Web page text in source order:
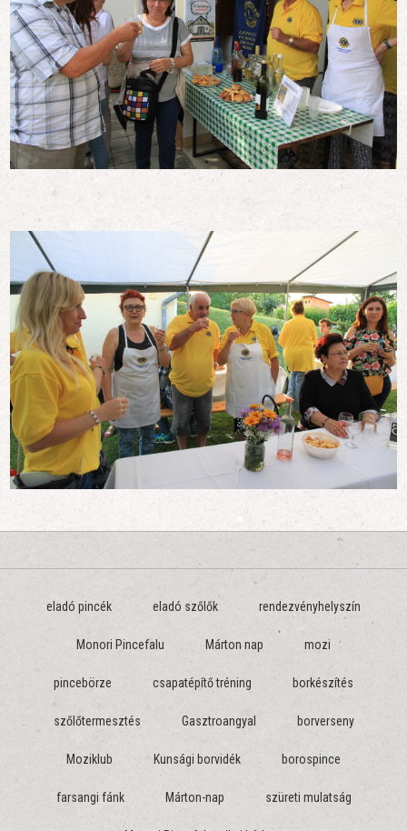
eladó pincék eladó szőlők rendezvényhelyszín
Monori Pincefalu Márton nap mozi
pincebörze csapatépítő tréning borkészítés
szőlőtermesztés Gasztroangyal borverseny
Moziklub Kunsági borvidék borospince
farsangi fánk Márton-nap szüreti mulatság